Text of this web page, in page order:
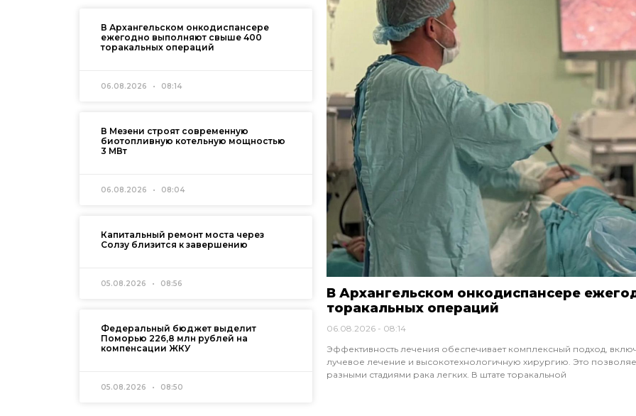
В Архангельском онкодиспансере
ежегодно выполняют свыше 400
торакальных операций
06.08.2026 08:14
В Мезени строят современную
биотопливную котельную мощностью
3 МВт
06.08.2026 08:04
Капитальный ремонт моста через
Солзу близится к завершению
05.08.2026 08:56
Федеральный бюджет выделит
Поморью 226,8 млн рублей на
компенсации ЖКУ
05.08.2026 08:50
В Архангельском онкодиспансере
торакальных операций
06.08.2026
08:14
Эффективность лечения обеспечивает комплексный подход,
лучевое лечение и высокотехнологичную хирургию. Это
разными стадиями рака легких. В штате торакальной